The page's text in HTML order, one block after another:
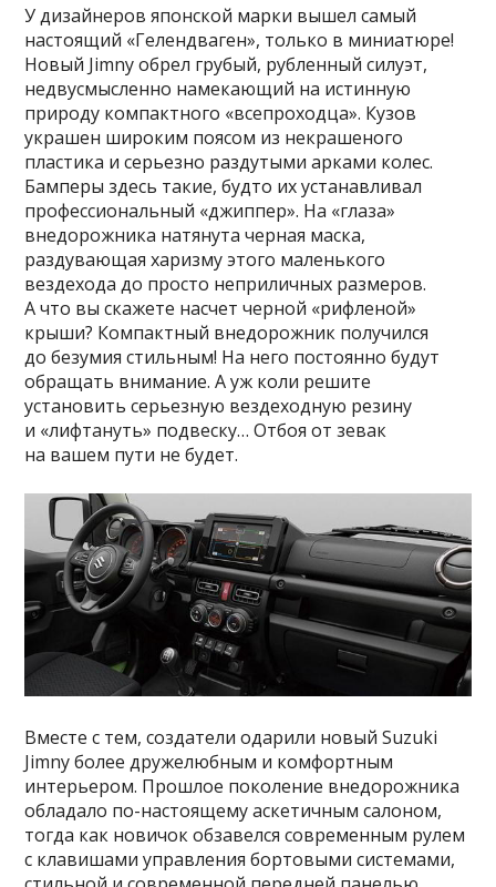
У дизайнеров японской марки вышел самый
настоящий «Гелендваген», только в миниатюре!
Новый Jimny обрел грубый, рубленный силуэт,
недвусмысленно намекающий на истинную
природу компактного «всепроходца». Кузов
украшен широким поясом из некрашеного
пластика и серьезно раздутыми арками колес.
Бамперы здесь такие, будто их устанавливал
профессиональный «джиппер». На «глаза»
внедорожника натянута черная маска,
раздувающая харизму этого маленького
вездехода до просто неприличных размеров.
А что вы скажете насчет черной «рифленой»
крыши? Компактный внедорожник получился
до безумия стильным! На него постоянно будут
обращать внимание. А уж коли решите
установить серьезную вездеходную резину
и «лифтануть» подвеску… Отбоя от зевак
на вашем пути не будет.
Вместе с тем, создатели одарили новый Suzuki
Jimny более дружелюбным и комфортным
интерьером. Прошлое поколение внедорожника
обладало по-настоящему аскетичным салоном,
тогда как новичок обзавелся современным рулем
с клавишами управления бортовыми системами,